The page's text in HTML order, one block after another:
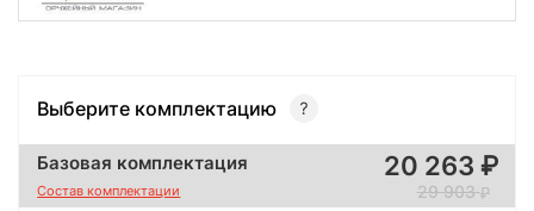
Выберите комплектацию
Базовая комплектация
Состав комплектации
20 263
29 903